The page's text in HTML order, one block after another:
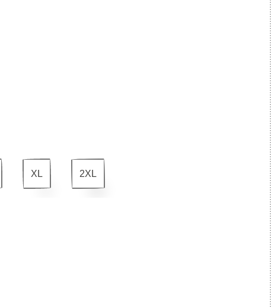
XL 2XL